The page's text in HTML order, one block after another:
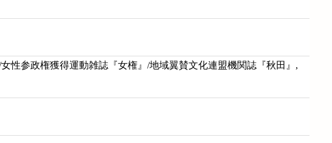
性参政権獲得運動雑誌『女権』/地域翼賛文化連盟機関誌『秋田』,